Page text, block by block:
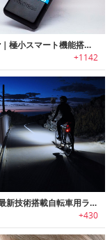
Nextear｜極小スマート機能搭載のワイヤレスイヤホン「ネクストイヤー」
+1142
DING｜最新技術搭載自転車用ライト「ディング」
+430